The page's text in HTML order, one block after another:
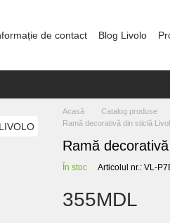
de contact Blog Livolo
Acasă Catalog produse
Ramă decorativă din sticlă
Ramă
În stoc Articolul nr.: VL-
355MDL